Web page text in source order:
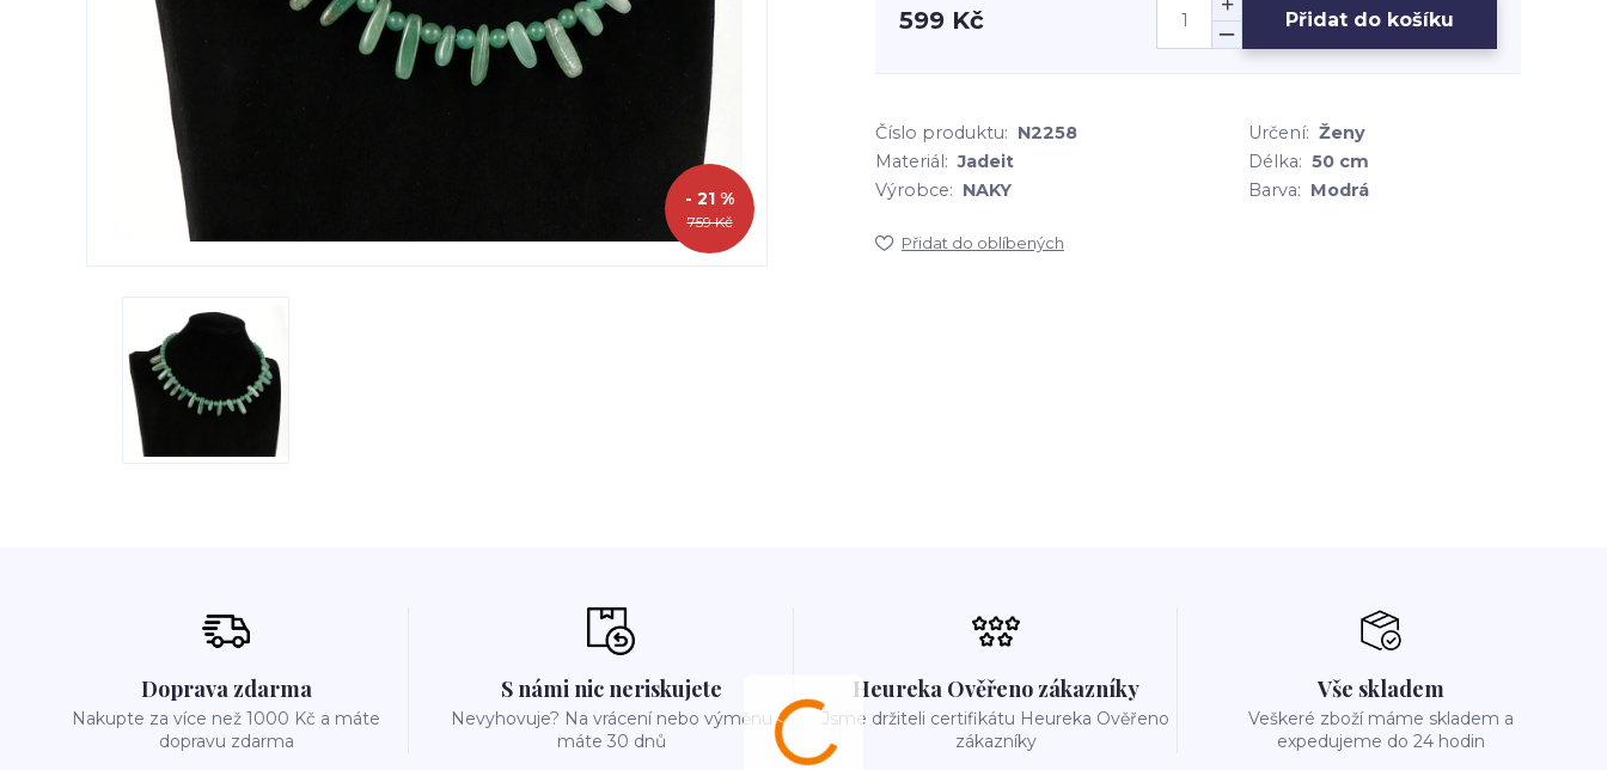
759 Kč
- 21 %
599 Kč Přidat do košíku
Číslo produktu: N2258 Určení: Ženy
Materiál: Jadeit Délka: 50 cm
Výrobce: NAKY Barva: Modrá
Přidat do oblíbených
Doprava zdarma
Nakupte za více než 1000 Kč a máte
dopravu zdarma
S námi nic neriskujete
Nevyhovuje? Na vrácení nebo výměnu
máte 30 dnů
Heureka Ověřeno zákazníky
Jsme držiteli certifikátu Heureka Ověřeno
zákazníky
Vše skladem
Veškeré zboží máme skladem a
expedujeme do 24 hodin